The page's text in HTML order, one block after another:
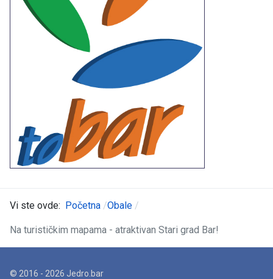
Vi ste ovde: Početna Obale
Na turističkim mapama - atraktivan Stari grad Bar!
© 2016 - 2026 Jedro.bar